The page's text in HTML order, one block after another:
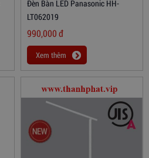
Đèn Bàn LED Panasonic HH-
LT062019
990,000đ
Xem thêm